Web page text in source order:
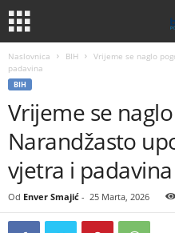
Naslovnica BIH
Vrijeme se naglo
padavina
BIH
Vrijeme se
Narandžasto
vjetra i padavina
Od Enver Smajić - 25 Marta, 2026